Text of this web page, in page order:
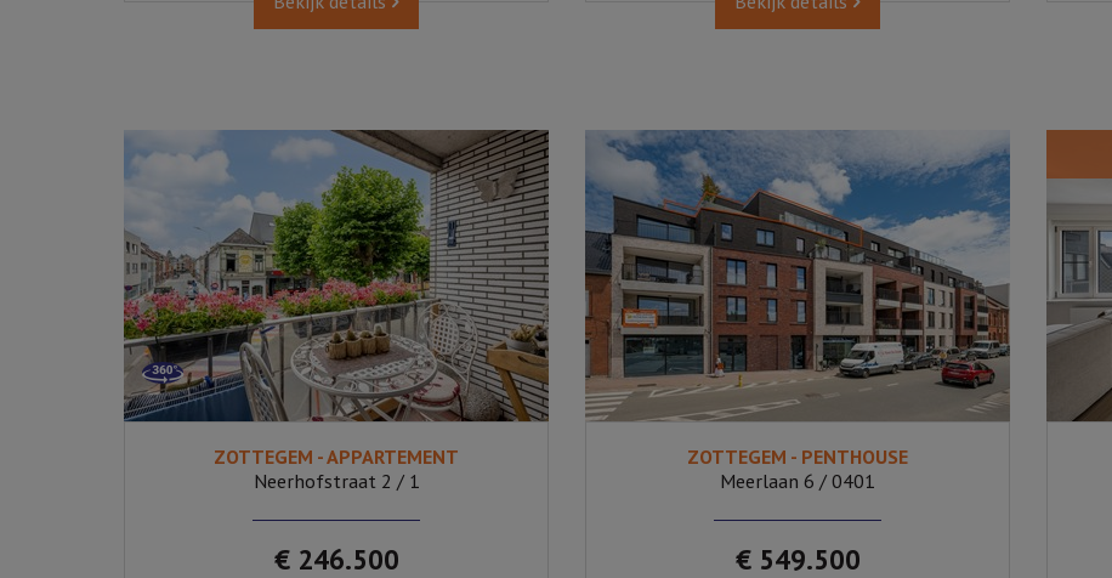
2 Ja 192
ZOTTEGEM - APPARTEMENT
Neerhofstraat 2 / 1
€ 246.500
2 Ja
ZOTTEGEM - PENTHOUSE
Meerlaan 6 / 0401
€ 549.500